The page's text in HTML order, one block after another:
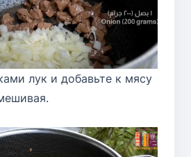
лук и добавьте к мясу